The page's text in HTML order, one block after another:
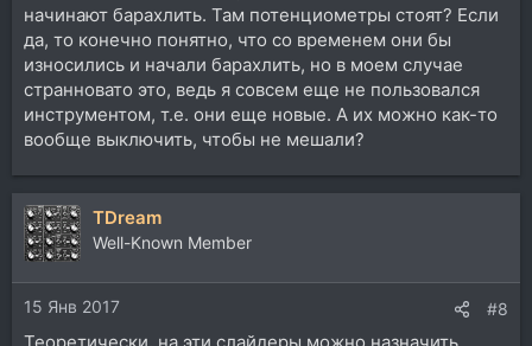
начинают барахлить. Там потенциометры стоят? Если
да, то конечно понятно, что со временем они бы
износились и начали барахлить, но в моем случае
странновато это, ведь я совсем еще не пользовался
инструментом, т.е. они еще новые. А их можно как-то
вообще выключить, чтобы не мешали?
TDream
Well-Known Member
15 Янв 2017 #8